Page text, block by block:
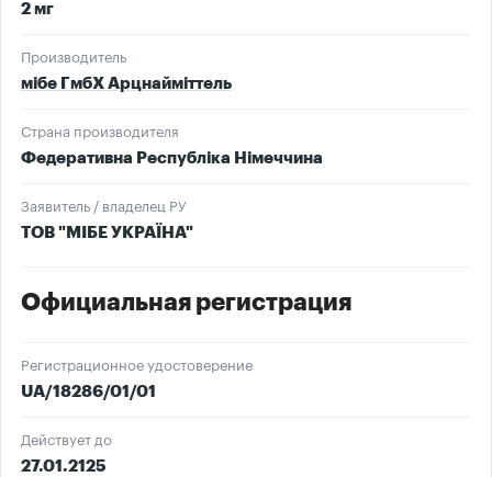
2 мг
Производитель
мібе ГмбХ Арцнайміттель
Страна производителя
Федеративна Республіка Німеччина
Заявитель / владелец РУ
ТОВ "МІБЕ УКРАЇНА"
Официальная регистрация
Регистрационное удостоверение
UA/18286/01/01
Действует до
27.01.2125